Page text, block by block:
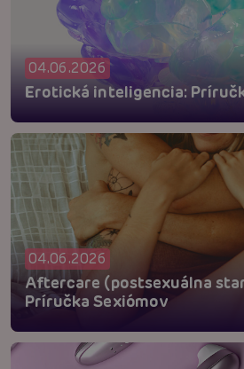
04.06.2026
Erotická inteligencia:
04.06.2026
Aftercare (postsexuálna
Príručka Sexiómov